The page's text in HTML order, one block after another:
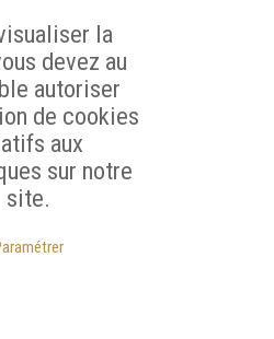
la
devez au
autoriser
de cookies
aux
sur notre
site.